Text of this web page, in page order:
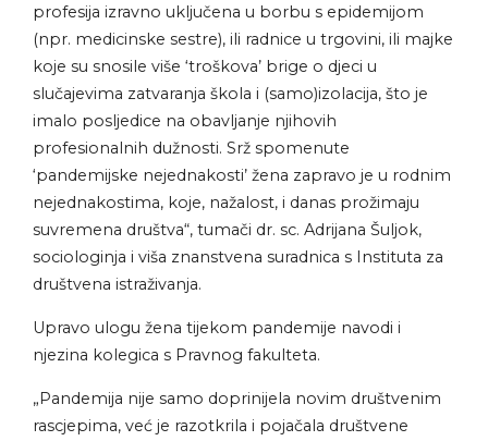
profesija izravno uključena u borbu s epidemijom
(npr. medicinske sestre), ili radnice u trgovini, ili majke
koje su snosile više ‘troškova’ brige o djeci u
slučajevima zatvaranja škola i (samo)izolacija, što je
imalo posljedice na obavljanje njihovih
profesionalnih dužnosti. Srž spomenute
‘pandemijske nejednakosti’ žena zapravo je u rodnim
nejednakostima, koje, nažalost, i danas prožimaju
suvremena društva“, tumači dr. sc. Adrijana Šuljok,
sociologinja i viša znanstvena suradnica s Instituta za
društvena istraživanja.
Upravo ulogu žena tijekom pandemije navodi i
njezina kolegica s Pravnog fakulteta.
„Pandemija nije samo doprinijela novim društvenim
rascjepima, već je razotkrila i pojačala društvene